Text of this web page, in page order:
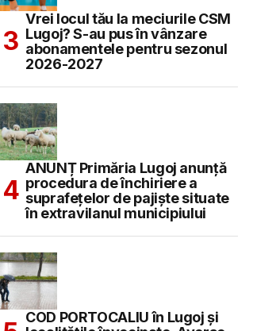
Vrei locul tău la meciurile CSM
Lugoj? S-au pus în vânzare
abonamentele pentru sezonul
2026-2027
ANUNȚ Primăria Lugoj anunță
procedura de închiriere a
suprafețelor de pajiște situate
în extravilanul municipiului
COD PORTOCALIU în Lugoj și